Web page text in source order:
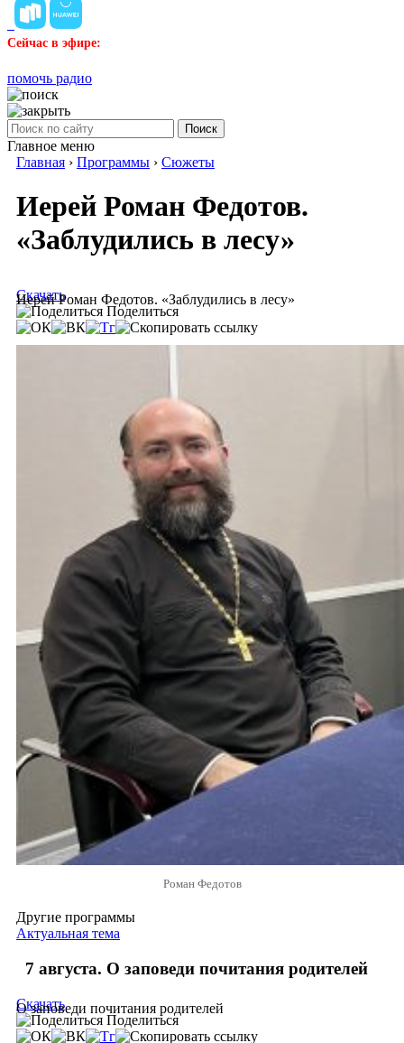
Сейчас в эфире:
помочь радио
Поиск
Главное меню
Главная › Программы › Сюжеты
Иерей Роман Федотов.
«Заблудились в лесу»
Иерей Роман Федотов. «Заблудились в лесу»
Скачать
Поделиться
Роман Федотов
Другие программы
Актуальная тема
7 августа. О заповеди почитания родителей
О заповеди почитания родителей
Скачать
Поделиться